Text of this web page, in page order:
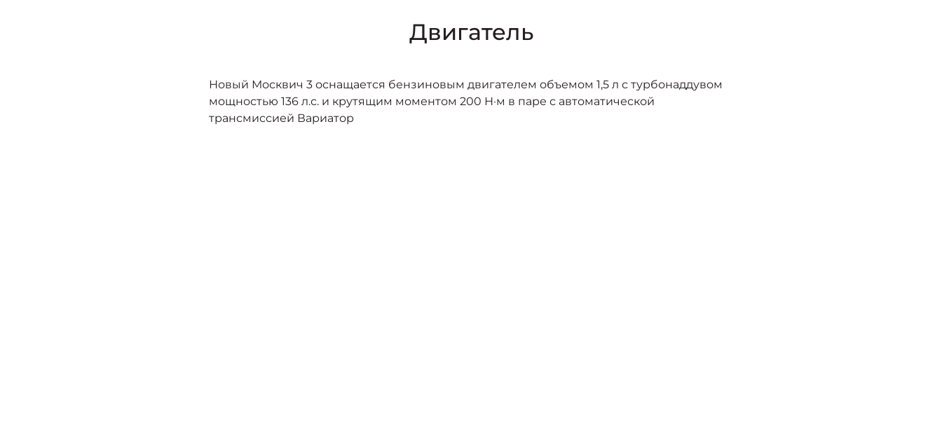
Двигатель
Новый Москвич 3 оснащается бензиновым двигателем объемом 1,5 л с турбонаддувом
мощностью 136 л.с. и крутящим моментом 200 Н·м в паре с автоматической
трансмиссией Вариатор